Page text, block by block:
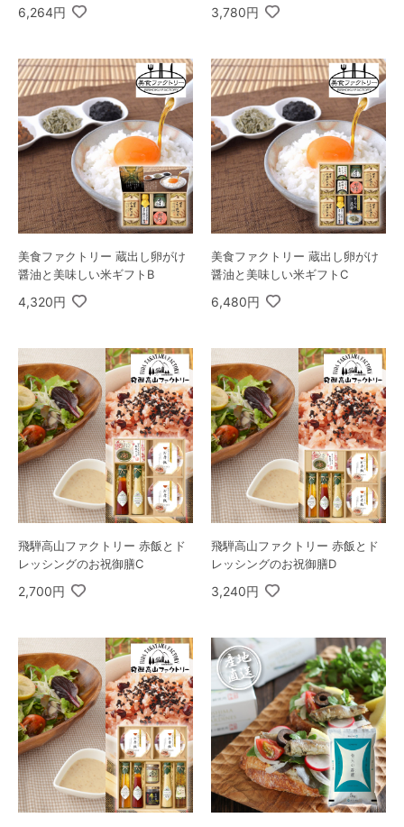
6,264円 3,780円
美食ファクトリー 蔵出し卵がけ
醤油と美味しい米ギフトB
4,320円
美食ファクトリー 蔵出し卵がけ
醤油と美味しい米ギフトC
6,480円
飛騨高山ファクトリー 赤飯とド
レッシングのお祝御膳C
2,700円
飛騨高山ファクトリー 赤飯とド
レッシングのお祝御膳D
3,240円